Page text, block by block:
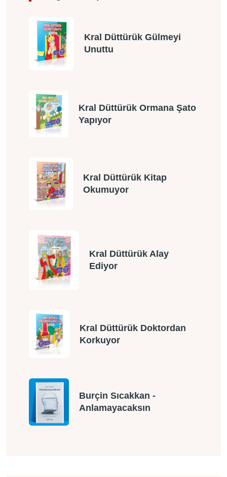
Kral Düttürük Gülmeyi
Unuttu
Kral Düttürük Ormana Şato
Yapıyor
Kral Düttürük Kitap
Okumuyor
Kral Düttürük Alay
Ediyor
Kral Düttürük Doktordan
Korkuyor
Burçin Sıcakkan -
Anlamayacaksın